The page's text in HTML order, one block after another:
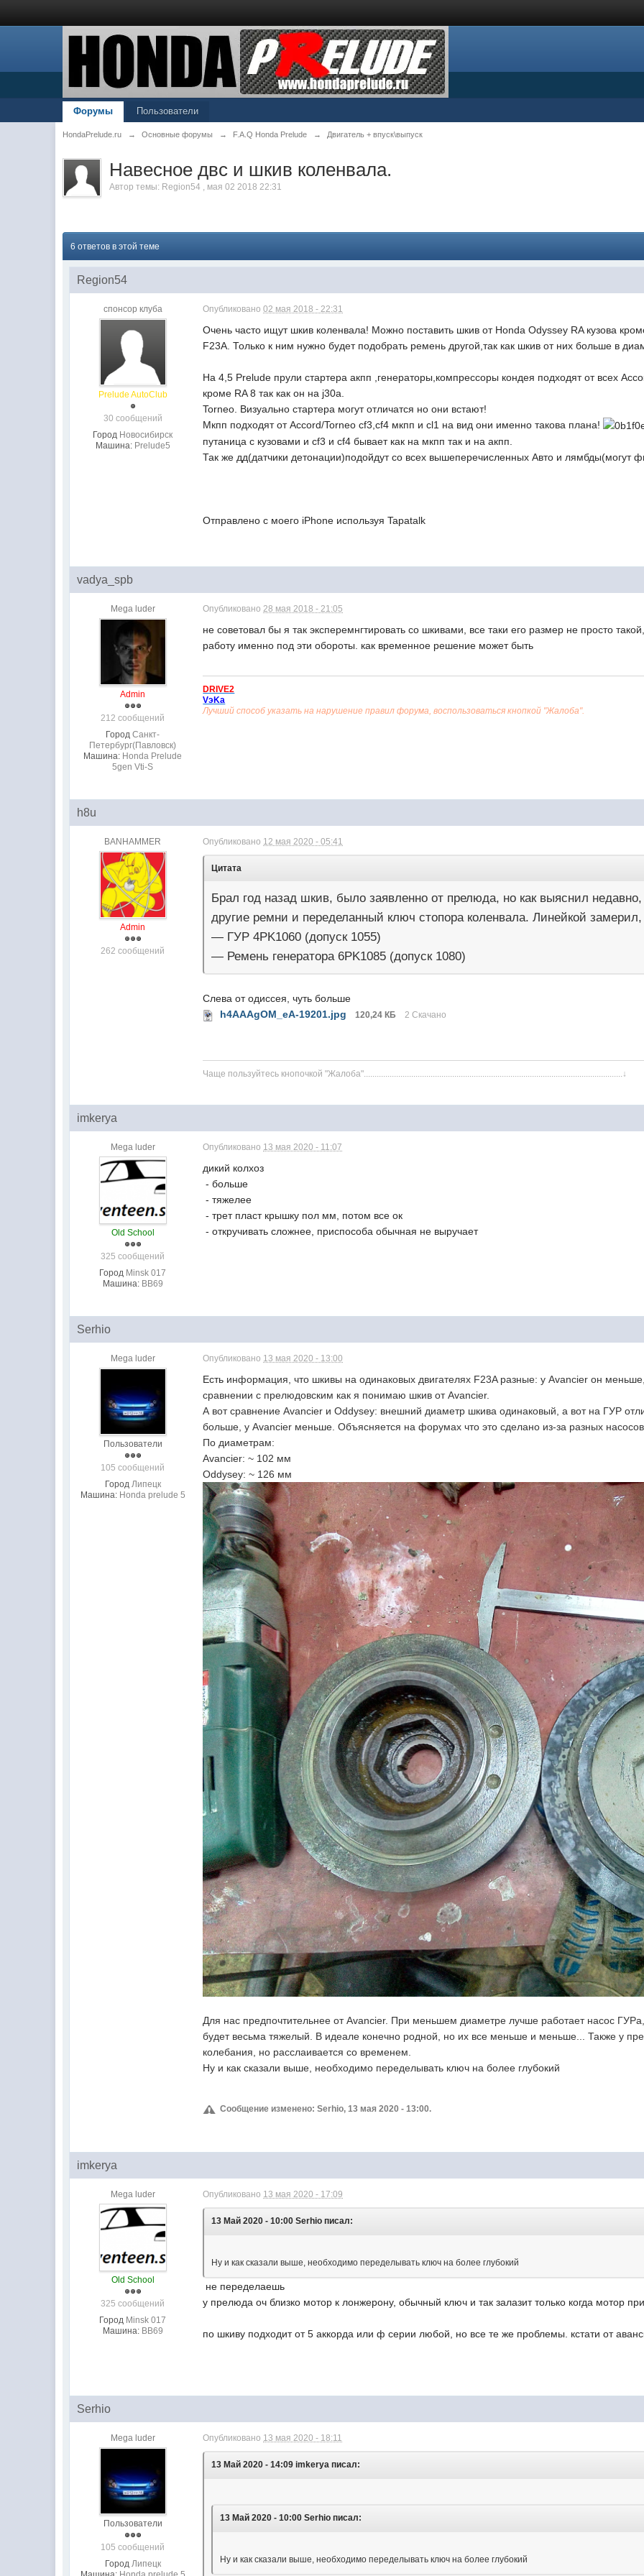
Форумы Пользователи
HondaPrelude.ru → Основные форумы → F.A.Q Honda Prelude → Двигатель + впуск\выпуск
Навесное двс и шкив коленвала.
Автор темы: Region54 , мая 02 2018 22:31
6 ответов в этой теме
Region54
спонсор клуба
Prelude AutoClub
30 сообщений
Город Новосибирск
Машина: Prelude5
Опубликовано02 мая 2018 - 22:31
Очень часто ищут шкив коленвала! Можно поставить шкив от Honda Odyssey RA кузова
F23A. Только к ним нужно будет подобрать ремень другой,так как шкив от них больше в
На 4,5 Prelude прули стартера акпп ,генераторы,компрессоры кондея подходят от всех
кроме RA 8 так как он на j30a.
Torneo. Визуально стартера могут отличатся но они встают!
Мкпп подходят от Accord/Torneo cf3,cf4 мкпп и cl1 на вид они именно такова плана!
путаница с кузовами и cf3 и cf4 бывает как на мкпп так и на акпп.
Так же дд(датчики детонации)подойдут со всех вышеперечисленных Авто и лямбды(могут
Отправлено с моего iPhone используя Tapatalk
vadya_spb
Mega luder
Admin
212 сообщений
Город Санкт-
Петербург(Павловск)
Машина: Honda Prelude
5gen Vti-S
Опубликовано28 мая 2018 - 21:05
не советовал бы я так эксперемнгтировать со шкивами, все таки его размер не просто
работу именно под эти обороты. как временное решение может быть
DRIVE2
VэKа
Лучший способ указать на нарушение правил форума, воспользоваться кнопкой "Жалоба".
h8u
BANHAMMER
Admin
262 сообщений
Опубликовано 12 мая 2020 - 05:41
Цитата
Брал год назад шкив, было заявленно от прелюда, но как выяснил
другие ремни и переделанный ключ стопора коленвала. Линейкой
— ГУР 4PK1060 (допуск 1055)
— Ремень генератора 6PK1085 (допуск 1080)
Слева от одиссея, чуть больше
h4AAAgOM_eA-19201.jpg
120,24 КБ 2 Скачано
Чаще пользуйтесь кнопочкой "Жалоба" ↓
imkerya
Mega luder
Old School
325 сообщений
Город Minsk 017
Машина: BB69
Опубликовано 13 мая 2020 - 11:07
дикий колхоз
- больше
- тяжелее
- трет пласт крышку пол мм, потом все ок
- откручивать сложнее, приспособа обычная не выручает
Serhio
Mega luder
Пользователи
105 сообщений
Город Липецк
Машина: Honda prelude 5
Опубликовано 13 мая 2020 - 13:00
Есть информация, что шкивы на одинаковых двигателях F23A разные: у Avancier он
сравнении с прелюдовским как я понимаю шкив от Avancier.
А вот сравнение Avancier и Oddysey: внешний диаметр шкива одинаковый, а вот на ГУР
больше, уAvancier меньше. Объясняется на форумах что это сделано из-за разных
По диаметрам:
Avancier: ~ 102 мм
Oddysey: ~ 126 мм
Для нас предпочтительнее отAvancier. При меньшем диаметре лучше работает насос
будет весьма тяжелый. В идеале конечно родной, но их все меньше и меньше... Также у
колебания, но расслаивается со временем.
Ну и как сказали выше, необходимо переделывать ключ на более глубокий
Сообщение изменено: Serhio, 13 мая 2020 - 13:00.
imkerya
Mega luder
Old School
325 сообщений
Город Minsk 017
Машина: BB69
Опубликовано 13 мая 2020 - 17:09
13 Май 2020 - 10:00 Serhio писал:
Ну и как сказали выше, необходимо переделывать ключ на более глубокий
не переделаешь
у прелюда оч близко мотор к лонжерону, обычный ключ и так залазит только когда мотор
по шкиву подходит от 5 аккорда или ф серии любой, но все те же проблемы. кстати от
Serhio
Mega luder
Пользователи
105 сообщений
Город Липецк
Опубликовано 13 мая 2020 - 18:11
13 Май 2020 - 14:09 imkerya писал:
13 Май 2020 - 10:00 Serhio писал:
Ну и как сказали выше, необходимо переделывать ключ на более глубокий